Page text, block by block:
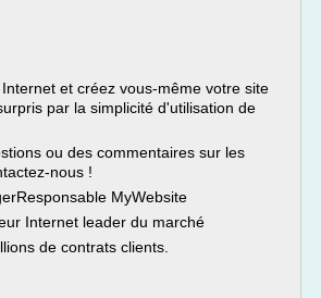
et créez vous-même votre site
par la simplicité d'utilisation de
ou des commentaires sur les
nous !
MyWebsite
Internet leader du marché
de contrats clients.